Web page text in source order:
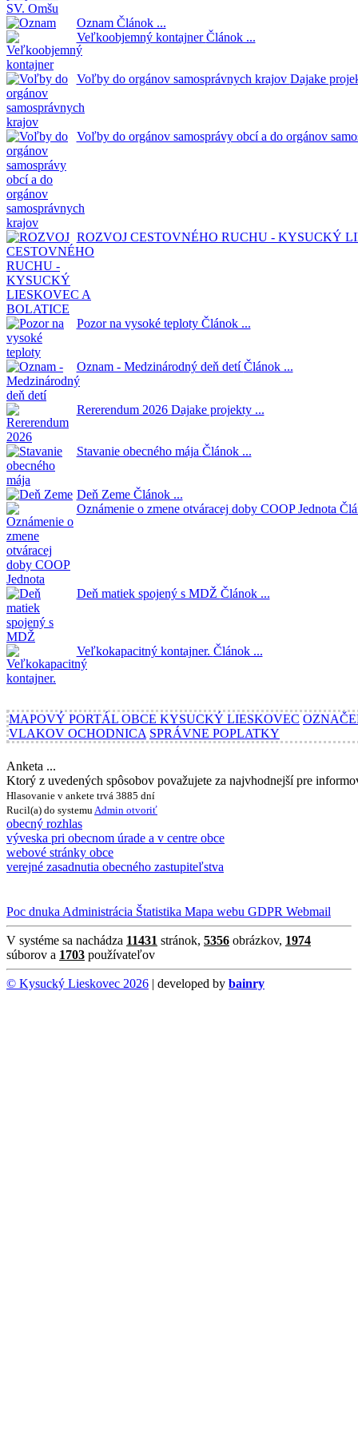
Oznam Článok ...
Veľkoobjemný kontajnerČlánok ...
Voľby do orgánov samosprávnych krajov Dajake
Voľby do orgánov samosprávy obcí a do orgánov
ROZVOJ CESTOVNÉHO RUCHU - KYSUCKÝ
Pozor na vysoké teploty Článok ...
Oznam - Medzinárodný deň detíČlánok ...
Rererendum 2026 Dajake projekty ...
Stavanie obecného mája Článok ...
Deň Zeme Článok ...
Oznámenie o zmene otváracej doby COOP Jednota
Deň matiek spojený s MDŽ Článok ...
Veľkokapacitný kontajner. Článok ...
MAPOVÝ PORTÁL OBCE KYSUCKÝ LIESKOVEC
VLAKOV OCHODNICA SPRÁVNE POPLATKY
Anketa ...
Ktorý z uvedených spôsobov považujete za najvhodnejší pre
Hlasovanie v ankete trvá 3885 dní
Rucil(a) do systemuAdmin otvoriť
obecný rozhlas
výveska pri obecnom úrade a v centre obce
webové stránky obce
verejné zasadnutia obecného zastupiteľstva
Poc dnuka Administrácia Štatistika Mapa webu GDPR Webmail
V systéme sa nachádza 11431 stránok, 5356 obrázkov, 1974
súborov a 1703 používateľov
© Kysucký Lieskovec 2026 | developed by bainry